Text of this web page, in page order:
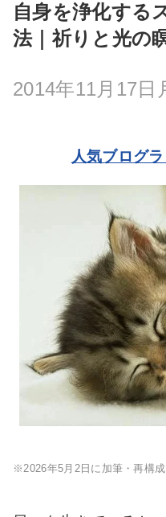
自身を浄化する
法｜祈りと光の
2014年11月17日
人気ブログ
※2026年5月2日に加筆・再構成